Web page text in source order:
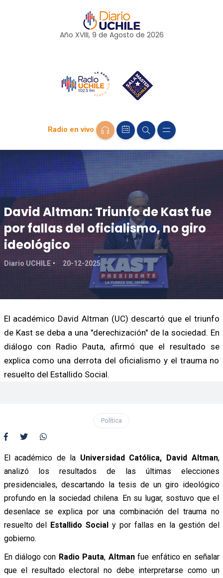
Año XVIII, 9 de Agosto de 2026
Radio en vivo
David Altman: Triunfo de Kast fue
por fallas del oficialismo, no giro
ideológico
Diario UCHILE 20-12-2025
El académico David Altman (UC) descartó que el triunfo
de Kast se deba a una "derechización" de la sociedad. En
diálogo con Radio Pauta, afirmó que el resultado se
explica como una derrota del oficialismo y el trauma no
resuelto del Estallido Social.
Política
El académico de la Universidad Católica, David Altman,
analizó los resultados de las últimas elecciones
presidenciales, descartando la tesis de un giro ideológico
profundo en la sociedad chilena. En su lugar, sostuvo que el
desenlace se explica por una combinación del trauma no
resuelto del Estallido Social y por fallas en la gestión del
gobierno.
En diálogo con Radio Pauta, Altmanfue enfático en señalar
que el resultado electoral no debe interpretarse como un